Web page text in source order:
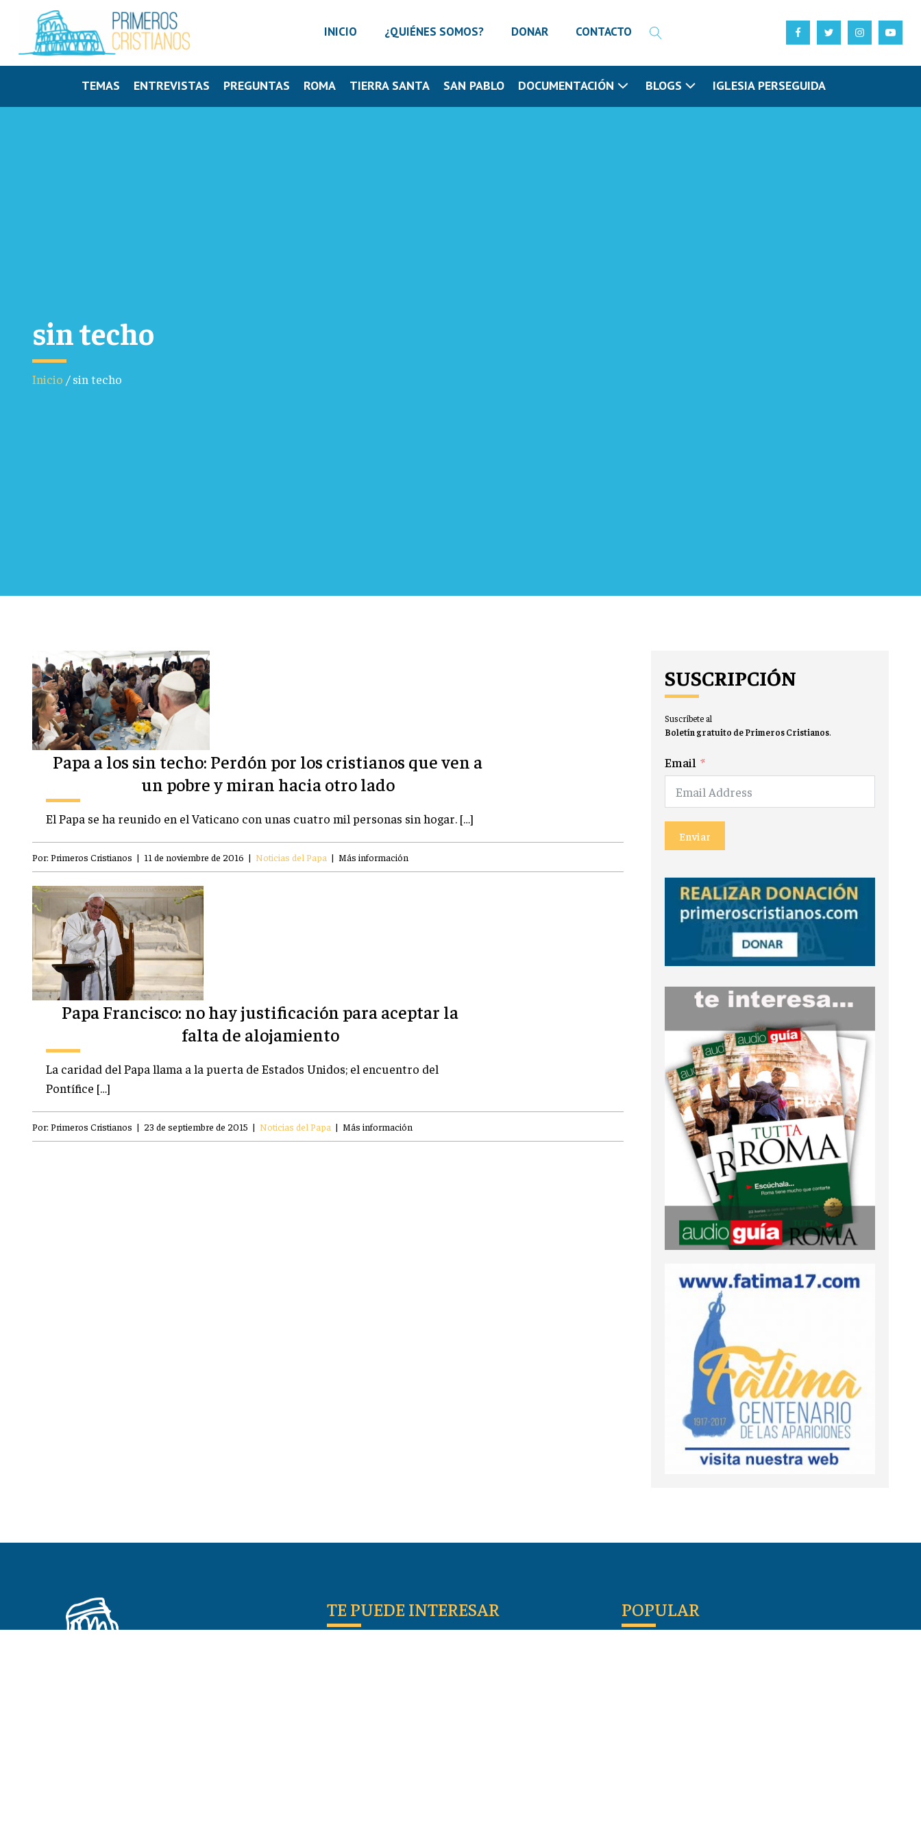
INICIO ¿QUIÉNES SOMOS? DONAR CONTACTO
TEMAS ENTREVISTAS PREGUNTAS ROMA TIERRA SANTA SAN PABLO DOCUMENTACIÓN BLOGS IGLESIA PERSEGUIDA
sin techo
Inicio /sin techo
Papa a los sin techo: Perdón por los cristianos que ven a
un pobre y miran hacia otro lado
El Papa se ha reunido en el Vaticano con unas cuatro mil personas sin hogar. […]
Por: Primeros Cristianos | 11 de noviembre de 2016 | Noticias del Papa | Más información
Papa Francisco: no hay justificación para aceptar la
falta de alojamiento
La caridad del Papa llama a la puerta de Estados Unidos; el encuentro del
Pontífice […]
Por: Primeros Cristianos | 23 de septiembre de 2015 | Noticias del Papa | Más información
SUSCRIPCIÓN
Suscríbete al
Boletín gratuito de Primeros Cristianos.
Email
Enviar
TE PUEDE INTERESAR POPULAR